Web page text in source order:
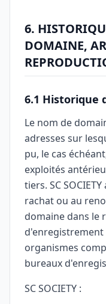
6.
DOMAINE,
6.1 Historique
Le nom de
adresses sur
pu, le cas
exploités
tiers. SC
rachat ou au
domaine dans le
d'enregistrement
organismes
bureaux
SC SOCIETY :